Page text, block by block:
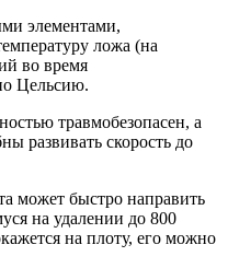
элементами,
ложа (на
во время
Цельсию.
травмобезопасен, а
развивать скорость до
может быстро направить
на удалении до 800
на плоту, его можно